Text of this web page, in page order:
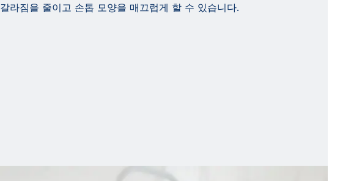
갈라짐을 줄이고 손톱 모양을 매끄럽게 할 수 있습니다.